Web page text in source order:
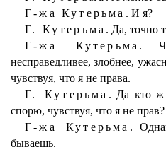
Г-жа Кутерьма. И я?
Г. Кутерьма. Да, точно
Г-жа Кутерьма.
несправедливее, злобнее,
чувствуя, что я не права.
Г. Кутерьма. Да кто ж
спорю, чувствуя, что я не прав?
Г-жа Кутерьма.
бываешь.